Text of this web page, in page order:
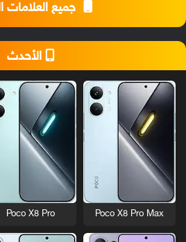
جميع العلامات
الأحدث
Poco X8 Pro Max
Poco X8 Pro